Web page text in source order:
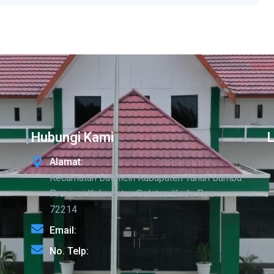
Hubungi Kami
Alamat:
Kecamatan Batulicin Kabupaten Tanah Bumbu
Provinsi Kalimantan Selatan-Kode Pos
72214
Email:
No. Telp: